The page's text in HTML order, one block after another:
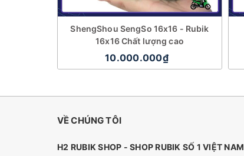
ShengShou SengSo 16x16 - Rubik
16x16 Chất lượng cao
10.000.000₫
VỀ CHÚNG TÔI
H2 RUBIK SHOP - SHOP RUBIK SỐ 1 VIỆT NAM